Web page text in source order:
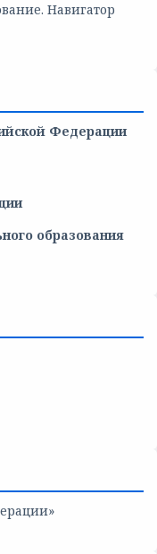
Навигатор
Федерации
образования